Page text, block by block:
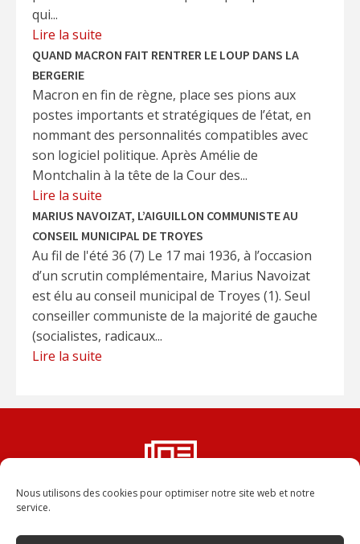
Nous utilisons des cookies pour optimiser notre site web et notre
service.
qui...
Lire la suite
QUAND MACRON FAIT RENTRER LE LOUP DANS LA
BERGERIE
Macron en fin de règne, place ses pions aux
postes importants et stratégiques de l’état, en
nommant des personnalités compatibles avec
son logiciel politique. Après Amélie de
Montchalin à la tête de la Cour des...
Lire la suite
MARIUS NAVOIZAT, L’AIGUILLON COMMUNISTE AU
CONSEIL MUNICIPAL DE TROYES
Au fil de l'été 36 (7) Le 17 mai 1936, à l’occasion
d’un scrutin complémentaire, Marius Navoizat
est élu au conseil municipal de Troyes (1). Seul
conseiller communiste de la majorité de gauche
(socialistes, radicaux...
Lire la suite
Vous ne voulez rater aucun